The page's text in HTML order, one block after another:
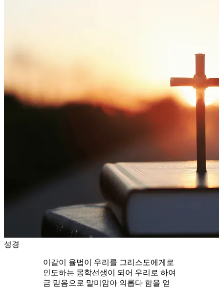
성경
이같이 율법이 우리를 그리스도에게로
인도하는 몽학선생이 되어 우리로 하여
금 믿음으로 말미암아 의롭다 함을 얻